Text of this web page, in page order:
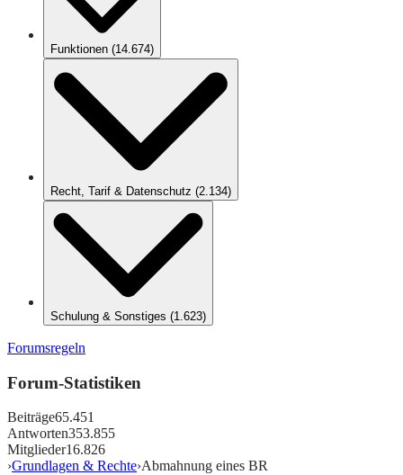
Funktionen (14.674)
Recht, Tarif & Datenschutz (2.134)
Schulung & Sonstiges (1.623)
Forumsregeln
Forum-Statistiken
Beiträge65.451
Antworten353.855
Mitglieder16.826
›Grundlagen & Rechte›Abmahnung eines BR